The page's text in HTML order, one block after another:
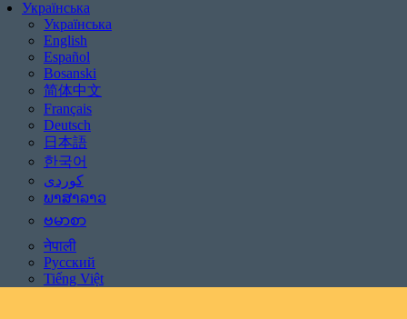
Українська
Українська
English
Español
Bosanski
简体中文
Français
Deutsch
日本語
한국어
ພາສາລາວ
ဗမာစာ
नेपाली
Русский
Tiếng Việt
Be aware of scams: WHRC does not make unsolicited phone calls and will
If you receive a suspicious call claiming to be from WHRC, please contact
Impacted by the recent wildfires?